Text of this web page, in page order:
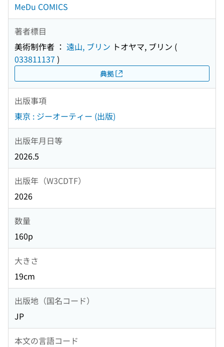
MeDu COMICS
著者標目
美術制作者 ： 遠山, ブリン トオヤマ, ブリン (
033811137 )
典拠
出版事項
東京 : ジーオーティー (出版)
出版年月日等
2026.5
出版年（W3CDTF）
2026
数量
160p
大きさ
19cm
出版地（国名コード）
JP
本文の言語コード